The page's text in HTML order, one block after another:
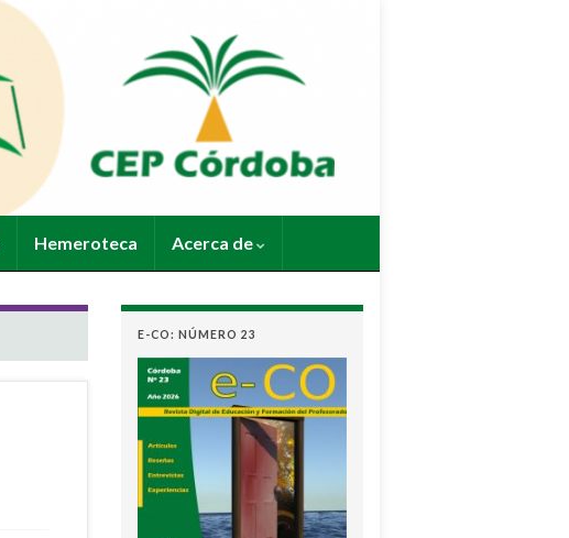
Hemeroteca Acerca de
E-CO: NÚMERO 23